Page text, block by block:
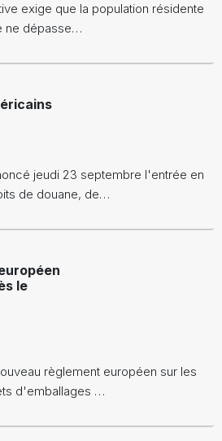
exige que la population résidente
ne dépasse…
jeudi 23 septembre l'entrée en
de douane, de…
le
règlement européen sur les
d'emballages …